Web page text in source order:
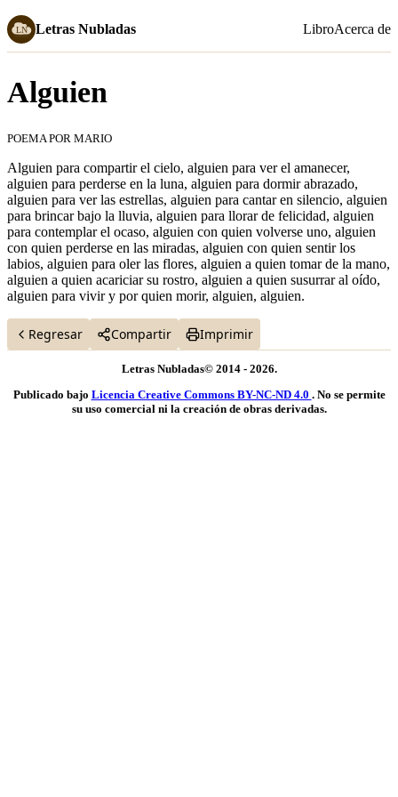
Letras Nubladas LibroAcerca de
Alguien
POEMA POR MARIO
Febrero 02, 2021
Alguien para compartir el cielo, alguien para ver el amanecer,
alguien para perderse en la luna, alguien para dormir abrazado,
alguien para ver las estrellas, alguien para cantar en silencio, alguien
para brincar bajo la lluvia, alguien para llorar de felicidad, alguien
para contemplar el ocaso, alguien con quien volverse uno, alguien
con quien perderse en las miradas, alguien con quien sentir los
labios, alguien para oler las flores, alguien a quien tomar de la mano,
alguien a quien acariciar su rostro, alguien a quien susurrar al oído,
alguien para vivir y por quien morir, alguien, alguien.
Regresar Compartir Imprimir
Letras Nubladas© 2014 - 2026.
Publicado bajo Licencia Creative Commons BY-NC-ND 4.0 . No se permite
su uso comercial ni la creación de obras derivadas.